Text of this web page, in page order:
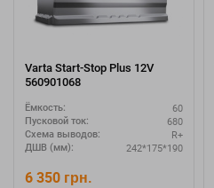
Varta Start-Stop Plus 12V
560901068
Ёмкость: 60
Пусковой ток: 680
Схема выводов: R+
ДШВ (мм): 242*175*190
6 350 грн.